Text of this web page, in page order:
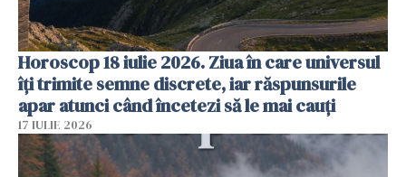
Horoscop 18 iulie 2026. Ziua în care universul
îți trimite semne discrete, iar răspunsurile
apar atunci când încetezi să le mai cauți
17 IULIE 2026